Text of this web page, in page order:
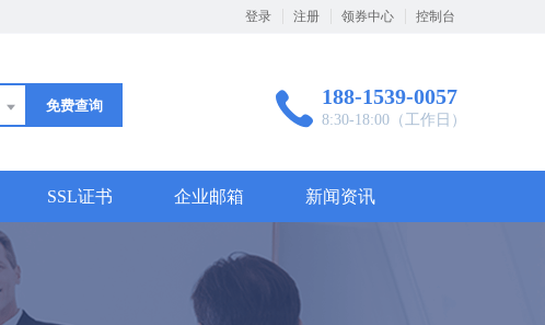
登录 注册 领券中心 控制台
免费查询 188-1539-0057
8:30-18:00（工作日）
SSL证书 企业邮箱 新闻资讯